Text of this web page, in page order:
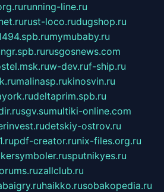
running-line.ru
rust-loco.rudugshop.ru
mymubaby.ru
ngr.spb.rurusgosnews.com
w-dev.ruf-ship.ru
malinasp.rukinosvin.ru
deltaprim.spb.ru
sgv.sumultiki-online.com
detskiy-ostrov.ru
pdf-creator.runix-files.org.ru
sputnikyes.ru
zallclub.ru
haikko.rusobakopedia.ru